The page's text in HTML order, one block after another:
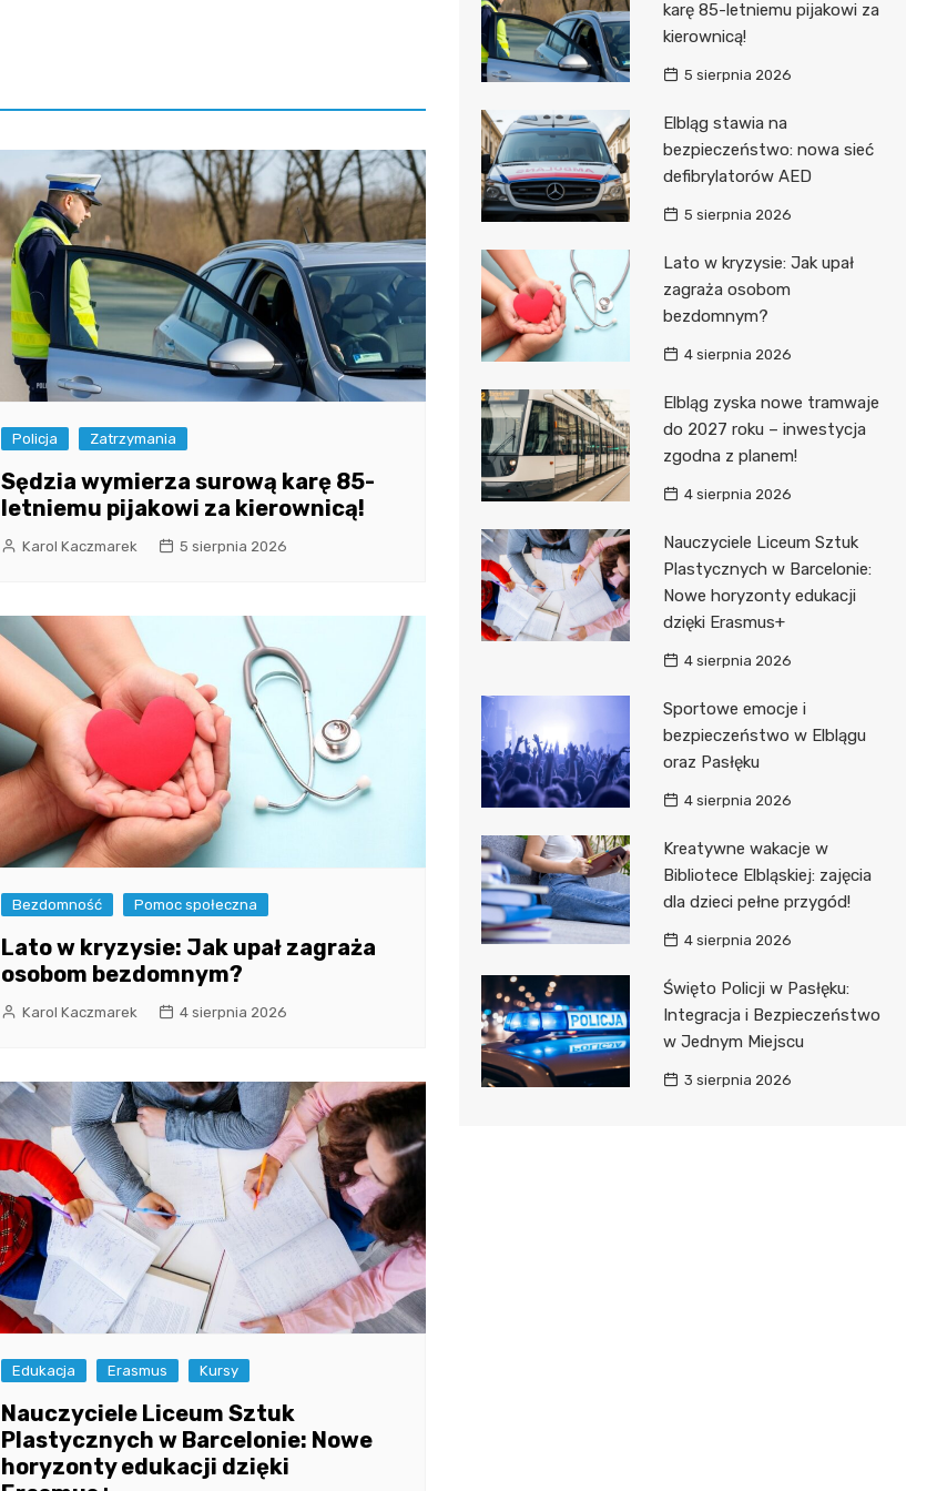
Policja Zatrzymania
Sędzia wymierza surową karę 85-
letniemu pijakowi za kierownicą!
Karol Kaczmarek 5 sierpnia 2026
Bezdomność Pomoc społeczna
Lato w kryzysie: Jak upał zagraża
osobom bezdomnym?
Karol Kaczmarek 4 sierpnia 2026
Edukacja Erasmus Kursy
Nauczyciele Liceum Sztuk
Plastycznych w Barcelonie: Nowe
horyzonty edukacji dzięki
karę 85-letniemu pijakowi za
kierownicą!
5 sierpnia 2026
Elbląg stawia na
bezpieczeństwo: nowa sieć
defibrylatorów AED
5 sierpnia 2026
Lato w kryzysie: Jak upał
zagraża osobom
bezdomnym?
4 sierpnia 2026
Elbląg zyska nowe tramwaje
do 2027 roku – inwestycja
zgodna z planem!
4 sierpnia 2026
Nauczyciele Liceum Sztuk
Plastycznych w Barcelonie:
Nowe horyzonty edukacji
dzięki Erasmus+
4 sierpnia 2026
Sportowe emocje i
bezpieczeństwo w Elblągu
oraz Pasłęku
4 sierpnia 2026
Kreatywne wakacje w
Bibliotece Elbląskiej: zajęcia
dla dzieci pełne przygód!
4 sierpnia 2026
Święto Policji w Pasłęku:
Integracja i Bezpieczeństwo
w Jednym Miejscu
3 sierpnia 2026